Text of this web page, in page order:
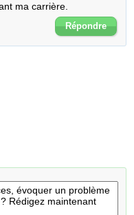
ma carrière.
Répondre